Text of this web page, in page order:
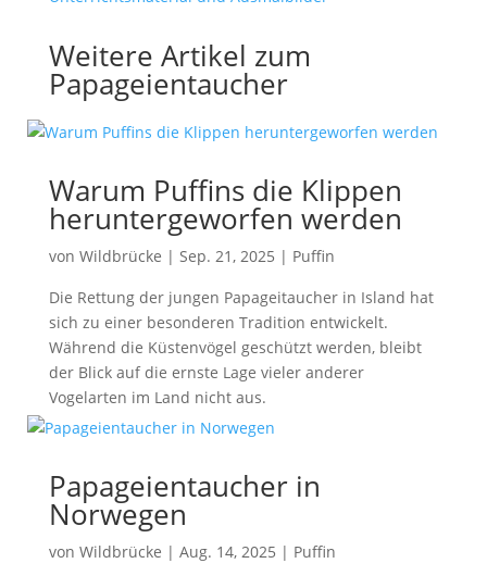
Weitere Artikel zum
Papageientaucher
Warum Puffins die Klippen
heruntergeworfen werden
von Wildbrücke | Sep. 21, 2025 | Puffin
Die Rettung der jungen Papageitaucher in Island hat
sich zu einer besonderen Tradition entwickelt.
Während die Küstenvögel geschützt werden, bleibt
der Blick auf die ernste Lage vieler anderer
Vogelarten im Land nicht aus.
Papageientaucher in
Norwegen
von Wildbrücke | Aug. 14, 2025 | Puffin